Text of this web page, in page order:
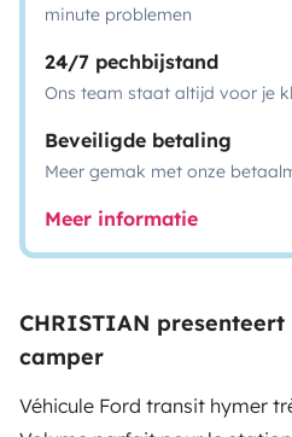
minute problemen
24/7 pechbijstand
Ons team staat altijd voor je
Beveiligde betaling
Meer gemak met onze
Meer informatie
CHRISTIAN
camper
Véhicule Ford transit hymer